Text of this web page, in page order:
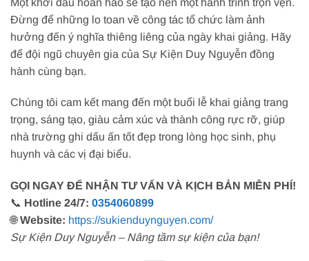
Đừng để những lo toan về công tác tổ chức làm ảnh
hưởng đến ý nghĩa thiêng liêng của ngày khai giảng. Hãy
để đội ngũ chuyên gia của Sự Kiện Duy Nguyễn đồng
hành cùng bạn.
Chúng tôi cam kết mang đến một buổi lễ khai giảng trang
trọng, sáng tạo, giàu cảm xúc và thành công rực rỡ, giúp
nhà trường ghi dấu ấn tốt đẹp trong lòng học sinh, phụ
huynh và các vị đại biểu.
GỌI NGAY ĐỂ NHẬN TƯ VẤN VÀ KỊCH BẢN MIỄN PHÍ!
📞 Hotline 24/7: 0354060899
🌐Website: https://sukienduynguyen.com/
Sự Kiện Duy Nguyễn – Nâng tầm sự kiện của bạn!